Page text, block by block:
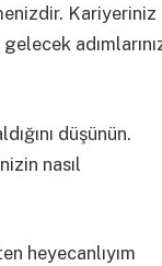
Kariyeriniz
düşünün.
nasıl
heyecanlıyım